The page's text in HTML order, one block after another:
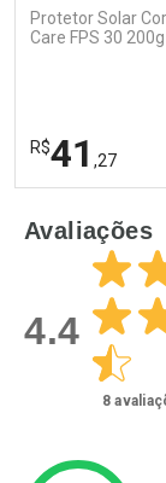
Protetor Solar
Care FPS 30 200g
R$41 ,27
Por
Avaliações
4.4
8